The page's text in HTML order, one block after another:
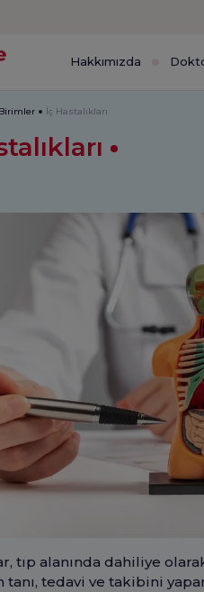
Hakkımızda
İç Hastalıkları
tıp alanında dahiliye
tanı, tedavi ve takibini